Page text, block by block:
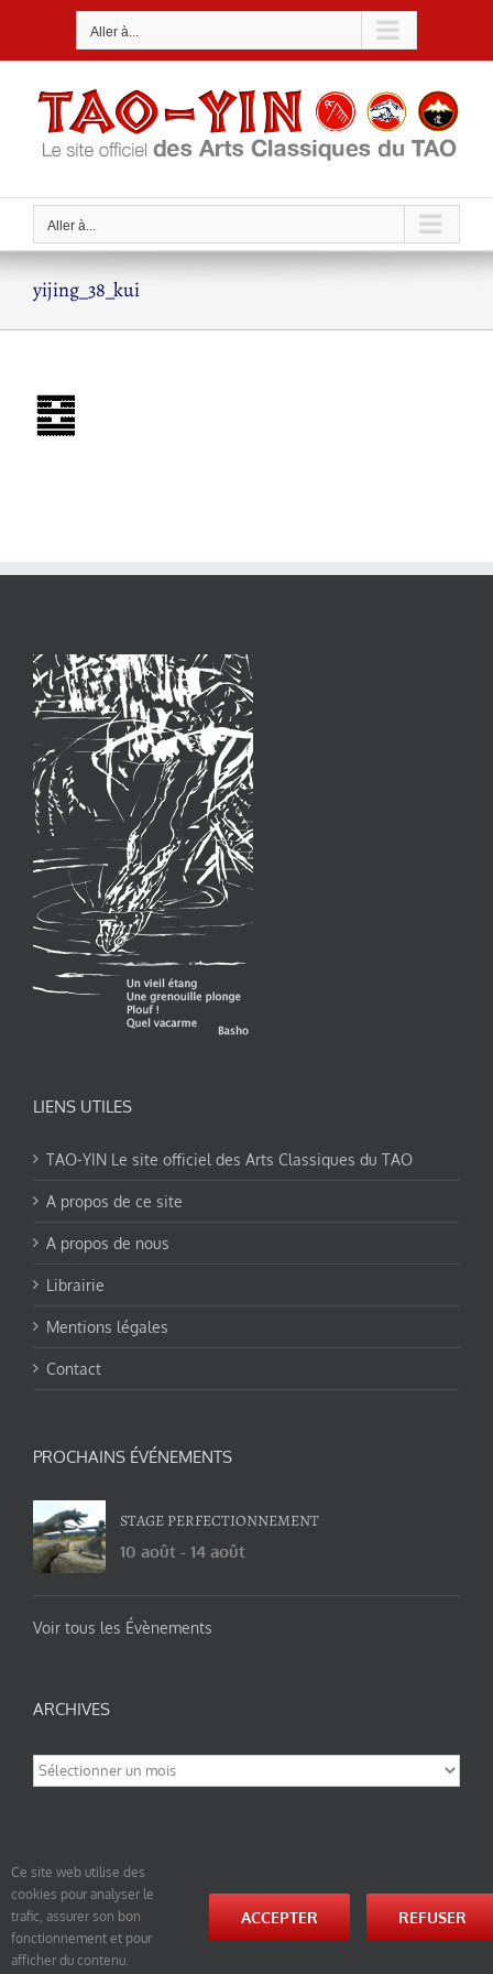
Aller à...
Aller à...
yijing_38_kui
LIENS UTILES
TAO-YIN Le site officiel des Arts Classiques du TAO
A propos de ce site
A propos de nous
Librairie
Mentions légales
Contact
PROCHAINS ÉVÉNEMENTS
STAGE PERFECTIONNEMENT
10 août - 14 août
Voir tous les Évènements
ARCHIVES
Archives
© tao-yin.co © TAO-YIN.fr Georges Charles, Hormis les pages https://tao-yin.fr/georges-charles/
et https://tao-yin.fr/san-yiquan-le-poing-des-trois-harmonies/ sous licence Creative Commons
Paternité-Partage des Conditions Initiales à l’Identique 3.0 Unported (photos de ces pages non
Ce site web utilise des
cookies pour analyser le
trafic, assurer son bon
fonctionnement et pour
afficher du contenu.
ACCEPTER REFUSER